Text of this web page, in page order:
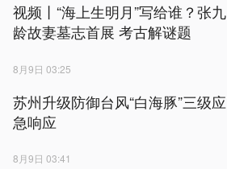
视频丨“海上生明月”写给谁？张九
龄故妻墓志首展 考古解谜题
8月9日 03:25
苏州升级防御台风“白海豚”三级应
急响应
8月9日 03:41